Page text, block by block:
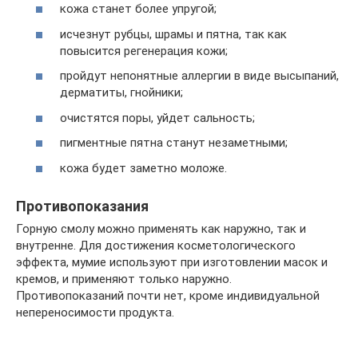
кожа станет более упругой;
исчезнут рубцы, шрамы и пятна, так как
повысится регенерация кожи;
пройдут непонятные аллергии в виде высыпаний,
дерматиты, гнойники;
очистятся поры, уйдет сальность;
пигментные пятна станут незаметными;
кожа будет заметно моложе.
Противопоказания
Горную смолу можно применять как наружно, так и
внутренне. Для достижения косметологического
эффекта, мумие используют при изготовлении масок и
кремов, и применяют только наружно.
Противопоказаний почти нет, кроме индивидуальной
непереносимости продукта.